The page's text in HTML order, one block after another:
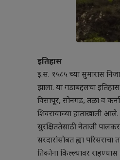
इतिहास
इ.स. १५८५ च्या सुमारास
झाला. या गडाबद्दलचा
विसापूर, सोनगड, तळा व
शिवरायांच्या हाताखाली
सुरक्षिततेसाठी नेताजी
सरदारांसोबत ह्या
तिकोना किल्ल्यावर